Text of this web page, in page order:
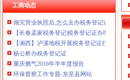
工商动态
税务登记_税务登记证办理_税务登记证年检_
领完营业执照后,怎么去办税务登记证？_搜
【长春孟家税务登记|税务登记证办理|代理
【湘西】泸溪地税开展税务登记证行动_税
杨公桥办税务登记证
重庆燃气2016年半年度报告
环保督察工作专题-东至县网站
【办税务登记证办理组织机构代码办理刻章